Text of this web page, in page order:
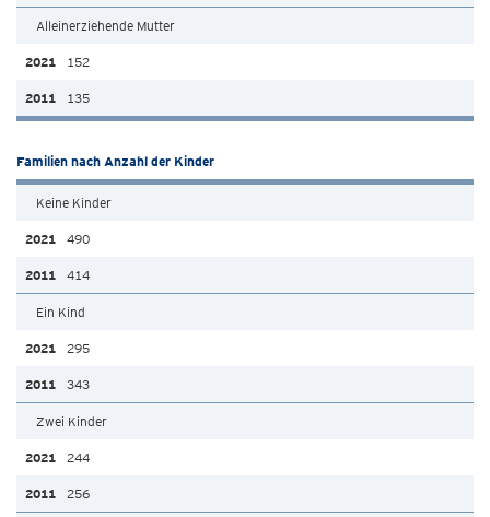
Alleinerziehende Mutter
152
135
Familien nach Anzahl der Kinder
Keine Kinder
490
414
Ein Kind
295
343
Zwei Kinder
244
256